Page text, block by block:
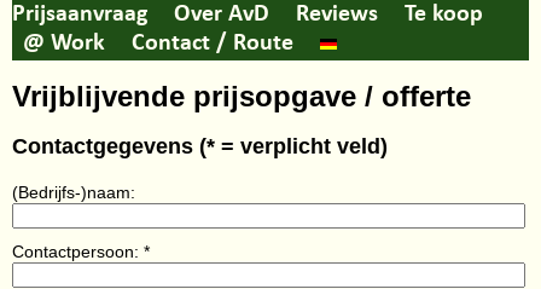
Prijsaanvraag
Over AvD Reviews
Te koop
@ Work
Contact / Route
Vrijblijvende prijsopgave / offerte
Contactgegevens (* = verplicht veld)
(Bedrijfs-)naam:
Contactpersoon: *